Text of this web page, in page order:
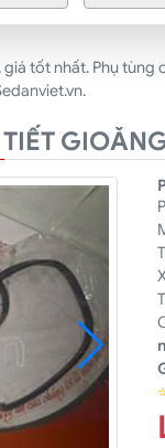
tốt nhất. Phụ